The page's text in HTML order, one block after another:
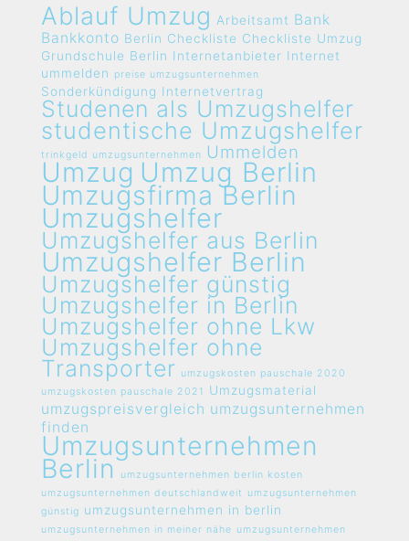
Ablauf Umzug Arbeitsamt Bank
Bankkonto Berlin Checkliste Checkliste Umzug
Grundschule Berlin Internetanbieter Internet
ummelden
preise umzugsunternehmen
Sonderkündigung Internetvertrag
Studenen als Umzugshelfer
studentische Umzugshelfer
trinkgeld umzugsunternehmen Ummelden
Umzug Umzug Berlin
Umzugsfirma Berlin
Umzugshelfer
Umzugshelfer aus Berlin
Umzugshelfer Berlin
Umzugshelfer günstig
Umzugshelfer in Berlin
Umzugshelfer ohne Lkw
Umzugshelfer ohne
Transporter umzugskosten pauschale 2020
umzugskosten pauschale 2021
Umzugsmaterial
umzugspreisvergleich umzugsunternehmen
finden
Umzugsunternehmen
Berlin
umzugsunternehmen berlin kosten
umzugsunternehmen deutschlandweit
umzugsunternehmen
günstig umzugsunternehmen in berlin
umzugsunternehmen in meiner nähe umzugsunternehmen